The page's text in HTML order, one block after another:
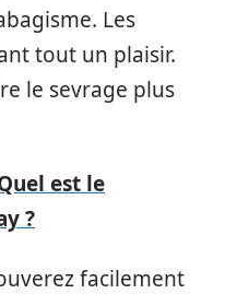
Les
tout un plaisir.
le sevrage plus
est le
?
facilement